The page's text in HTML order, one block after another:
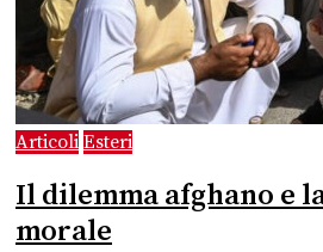
Articoli Esteri
Il dilemma afghano e
morale